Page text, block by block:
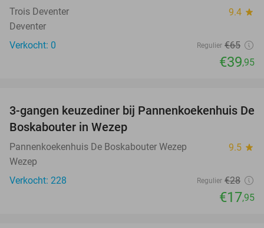
Trois Deventer 9.4 star
Deventer
Verkocht: 0
Regulier €65
€39,95
36%
3-gangen keuzediner bij Pannenkoekenhuis De
Boskabouter in Wezep
Pannenkoekenhuis De Boskabouter Wezep 9.5 star
Wezep
Verkocht: 228
Regulier €28
€17,95